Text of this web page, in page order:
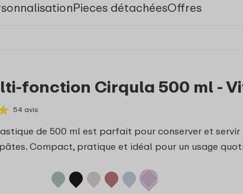
Pieces détachéesOffres
fonction Cirqula 500 ml -
54 avis
de 500 ml est parfait pour conserver et servir
Compact, pratique et idéal pour un usage